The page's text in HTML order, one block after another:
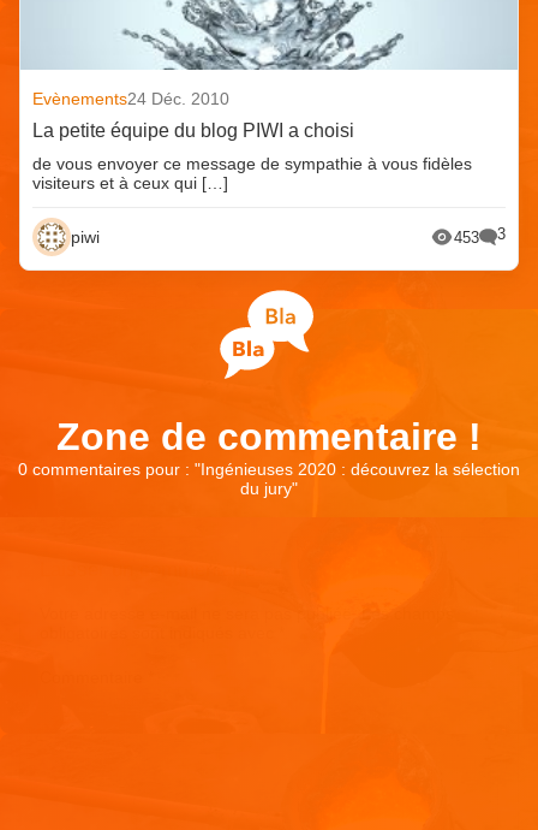
Evènements24 Déc. 2010
La petite équipe du blog PIWI a choisi
de vous envoyer ce message de sympathie à vous fidèles
visiteurs et à ceux qui […]
piwi 453 3
Zone de commentaire !
0 commentaires pour : "Ingénieuses 2020 : découvrez la sélection
du jury"